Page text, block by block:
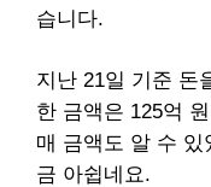
습니다.
지난 21일 기준 돈
한 금액은 125억
매 금액도 알 수
금 아쉽네요.